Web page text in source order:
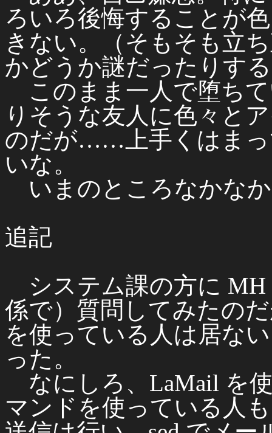
ろいろ後悔することが
きない。（そもそも立
かどうか謎だったりす
このまま一人で堕ち
りそうな友人に色々と
のだが……上手くはまっ
いな。
いまのところなかな
追記
システム課の方に MH
係で）質問してみたの
を使っている人は居な
った。
なにしろ、LaMail を
マンドを使っている人